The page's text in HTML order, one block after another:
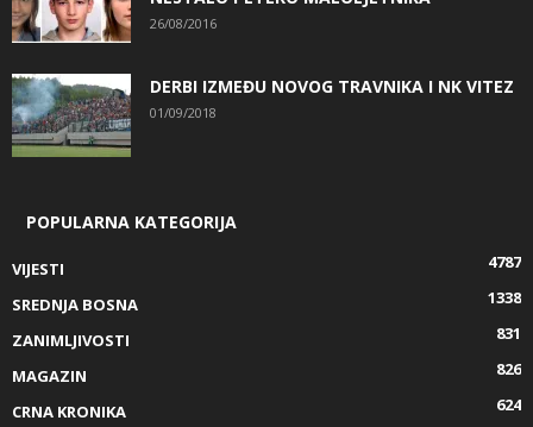
26/08/2016
DERBI IZMEĐU NOVOG TRAVNIKA I NK VITEZ
01/09/2018
POPULARNA KATEGORIJA
VIJESTI
4787
SREDNJA BOSNA
1338
ZANIMLJIVOSTI
831
MAGAZIN
826
CRNA KRONIKA
624